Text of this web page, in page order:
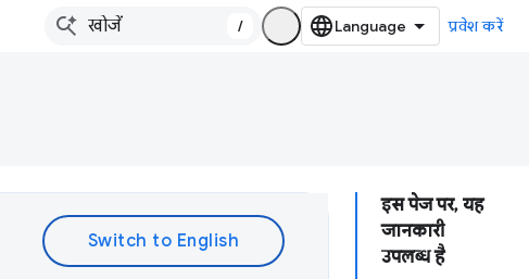
/ प्रवेश करें
इस पेज पर, यह
जानकारी
उपलब्ध है